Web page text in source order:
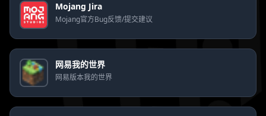
Mojang Jira
Mojang官方Bug反馈/提交建议
网易我的世界
网易版本我的世界